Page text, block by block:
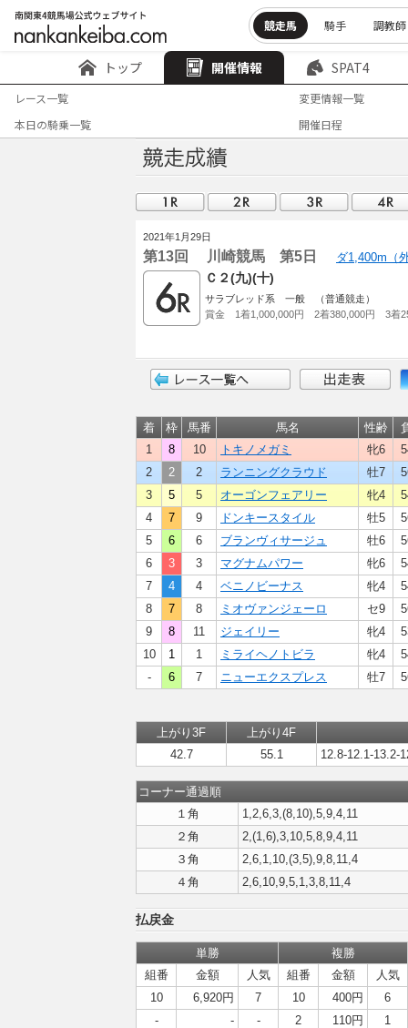
競走馬 騎手 調教師
トップ 開催情報 SPAT4
レース一覧
変更情報一覧
本日の騎乗一覧
開催日程
2021年1月29日
第13回 川崎競馬 第5日 ダ1,400m（
Ｃ２(九)(十)
サラブレッド系 一般 （普通競走）
賞金 1着1,000,000円 2着380,000円 3着
着 枠 馬番 馬名 性齢
1
8 10 トキノメガミ 牝6
2
2 2 ランニングクラウド 牡7
3
5 5 オーゴンフェアリー 牝4
4
7 9 ドンキースタイル 牡5
5
6 6 ブランヴィサージュ 牡6
6
3 3 マグナムパワー 牝6
7
4 4 ベニノビーナス 牝4
8
7 8 ミオヴァンジェーロ セ9
9
8 11 ジェイリー 牝4
10
1 1 ミライヘノトビラ 牝4
-
6 7 ニューエクスプレス 牡7
上がり3F
上がり4F
42.7
55.1 12.8-12.1-13.2-
コーナー通過順
１角
1,2,6,3,(8,10),5,9,4,11
２角
2,(1,6),3,10,5,8,9,4,11
３角
2,6,1,10,(3,5),9,8,11,4
４角
2,6,10,9,5,1,3,8,11,4
払戻金
単勝
複勝
組番
金額 人気 組番 金額
人気
10
6,920円 7 10 400円
6
-
- - 2 110円
1